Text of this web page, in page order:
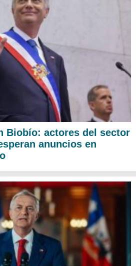
Biobío: actores del sector
anuncios en